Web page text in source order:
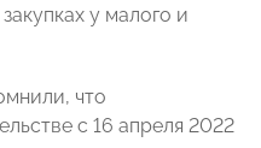
у малого и
что
с 16 апреля 2022